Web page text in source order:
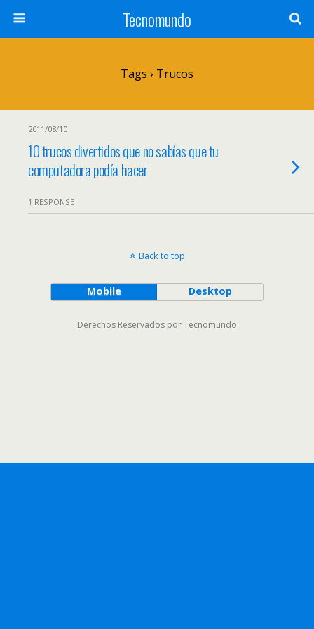
Tecnomundo
Tags › Trucos
2011/08/10
10 trucos divertidos que no sabías que tu
computadora podía hacer
1 RESPONSE
Back to top
Mobile Desktop
Derechos Reservados por Tecnomundo